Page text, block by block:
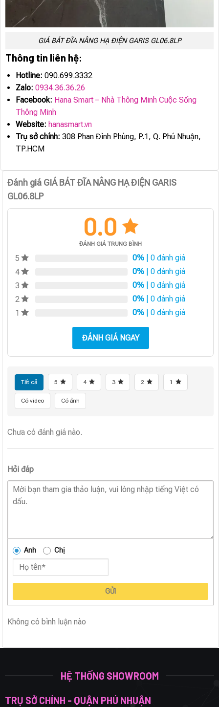
GIÁ BÁT ĐĨA NÂNG HẠ ĐIỆN GARIS GL06.8LP
Thông tin liên hệ:
Hotline: 090.699.3332
Zalo: 0934.36.36.26
Facebook: Hana Smart – Nhà Thông Minh Cuộc Sống
Thông Minh
Website: hanasmart.vn
Trụ sở chính: 308 Phan Đình Phùng, P.1, Q. Phú Nhuận,
TP.HCM
Đánh giá GIÁ BÁT ĐĨA NÂNG HẠ ĐIỆN GARIS
GL06.8LP
0.0
ĐÁNH GIÁ TRUNG BÌNH
5 0% | 0 đánh giá
4
0% | 0 đánh giá
3
0% | 0 đánh giá
2
0% | 0 đánh giá
1
0% | 0 đánh giá
ĐÁNH GIÁ NGAY
Tất cả 5 4 3 2 1
Có video Có ảnh
Chưa có đánh giá nào.
Hỏi đáp
Anh Chị
GỬI
Không có bình luận nào
HỆ THỐNG SHOWROOM
TRỤ SỞ CHÍNH - QUẬN PHÚ NHUẬN